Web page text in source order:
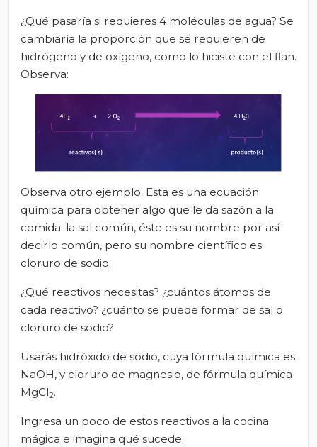
¿Qué pasaría si requieres 4 moléculas de agua? Se
cambiaría la proporción que se requieren de
hidrógeno y de oxígeno, como lo hiciste con el flan.
Observa:
Observa otro ejemplo. Esta es una ecuación
química para obtener algo que le da sazón a la
comida: la sal común, éste es su nombre por así
decirlo común, pero su nombre científico es
cloruro de sodio.
¿Qué reactivos necesitas? ¿cuántos átomos de
cada reactivo? ¿cuánto se puede formar de sal o
cloruro de sodio?
Usarás hidróxido de sodio, cuya fórmula química es
NaOH, y cloruro de magnesio, de fórmula química
MgCl2.
Ingresa un poco de estos reactivos a la cocina
mágica e imagina qué sucede.